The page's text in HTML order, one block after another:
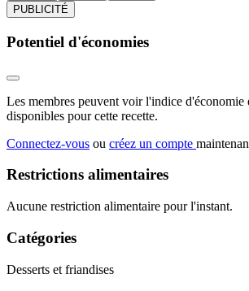
PUBLICITÉ
Potentiel d'économies
Les membres peuvent voir l'indice d'économie
disponibles pour cette recette.
Connectez-vous ou créez un compte
Restrictions alimentaires
Aucune restriction alimentaire pour l'instant.
Catégories
Desserts et friandises